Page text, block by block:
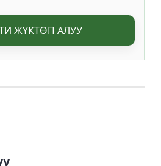
ЖҮКТӨП АЛУУ